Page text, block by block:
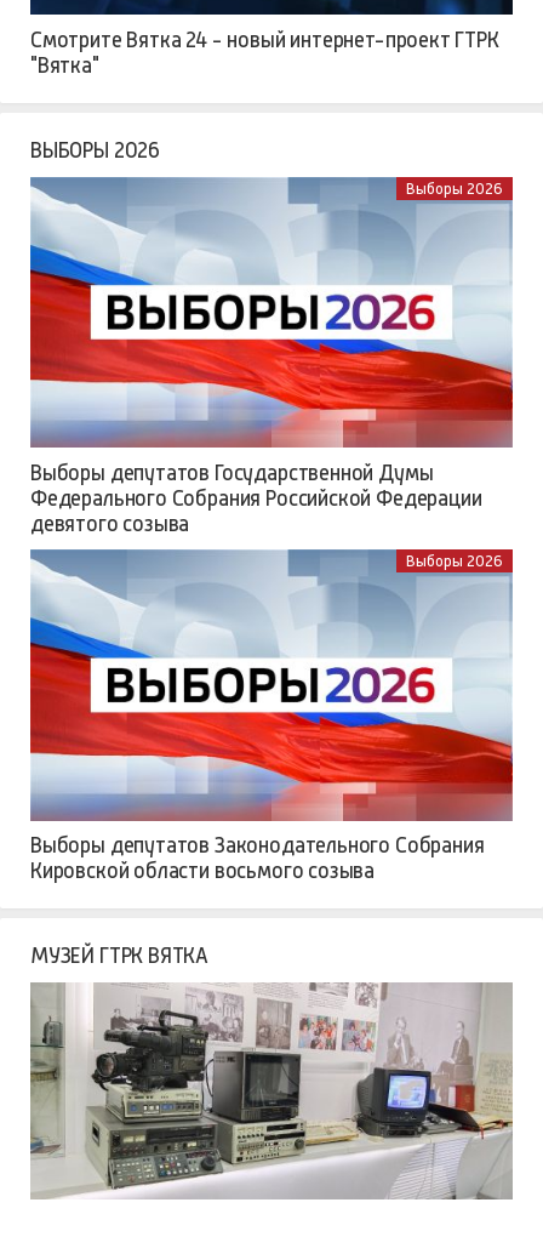
Смотрите Вятка 24 - новый интернет-проект ГТРК
"Вятка"
ВЫБОРЫ 2026
Выборы 2026
Выборы депутатов Государственной Думы
Федерального Собрания Российской Федерации
девятого созыва
Выборы 2026
Выборы депутатов Законодательного Собрания
Кировской области восьмого созыва
МУЗЕЙ ГТРК ВЯТКА